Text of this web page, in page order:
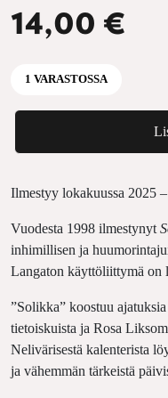
14,00 €
1 VARASTOSSA
Solidaarisuuskalenteri 2026
Ilmestyy lokakuussa 2025
Vuodesta 1998 ilmestynyt
inhimillisen ja
Langaton käyttöliittymä on
”Solikka” koostuu
tietoiskuista ja Rosa
Nelivärisestä kalenterista
ja vähemmän tärkeistä